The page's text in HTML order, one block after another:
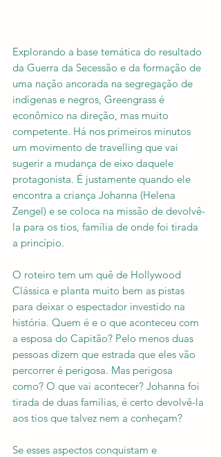
Explorando a base temática do resultado
da Guerra da Secessão e da formação de
uma nação ancorada na segregação de
indígenas e negros, Greengrass é
econômico na direção, mas muito
competente. Há nos primeiros minutos
um movimento de travelling que vai
sugerir a mudança de eixo daquele
protagonista. É justamente quando ele
encontra a criança Johanna (Helena
Zengel) e se coloca na missão de devolvê-
la para os tios, família de onde foi tirada
a princípio.
O roteiro tem um quê de Hollywood
Clássica e planta muito bem as pistas
para deixar o espectador investido na
história. Quem é e o que aconteceu com
a esposa do Capitão? Pelo menos duas
pessoas dizem que estrada que eles vão
percorrer é perigosa. Mas perigosa
como? O que vai acontecer? Johanna foi
tirada de duas famílias, é certo devolvê-la
aos tios que talvez nem a conheçam?
Se esses aspectos conquistam e